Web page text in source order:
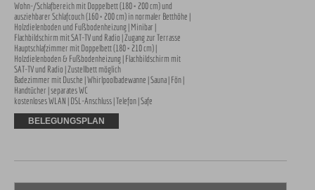
Wohn-/Schlafbereich mit Doppelbett (180 × 200 cm) und
ausziehbarer Schlafcouch (160 × 200 cm) in normaler Betthöhe |
Holzdielenboden und Fußbodenheizung | Minibar |
Flachbildschirm mit SAT-TV und Radio | Zugang zur Terrasse
Hauptschlafzimmer mit Doppelbett (180 × 210 cm) |
Holzdielenboden & Fußbodenheizung | Flachbildschirm mit
SAT-TV und Radio | Zustellbett möglich
Badezimmer mit Dusche | Whirlpoolbadewanne | Sauna | Fön |
Handtücher | separates WC
kostenloses WLAN | DSL-Anschluss | Telefon | Safe
BELEGUNGSPLAN